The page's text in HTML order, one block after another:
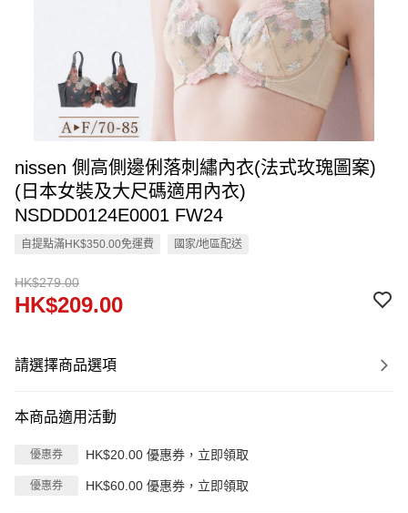
nissen 側高側邊俐落刺繡內衣(法式玫瑰圖案)
(日本女裝及大尺碼適用內衣)
NSDDD0124E0001 FW24
自提點滿HK$350.00免運費 國家/地區配送
HK$279.00
HK$209.00
請選擇商品選項
本商品適用活動
優惠券 HK$20.00 優惠券，立即領取
優惠券 HK$60.00 優惠券，立即領取